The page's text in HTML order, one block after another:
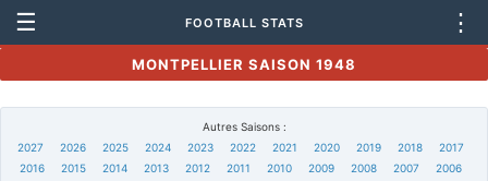
☰ FOOTBALL STATS ⋮
MONTPELLIER SAISON 1948
Autres Saisons :
2027
2026 2025 2024 2023 2022 2021 2020 2019 2018
2017
2016
2015 2014 2013 2012 2011 2010 2009 2008 2007
2006